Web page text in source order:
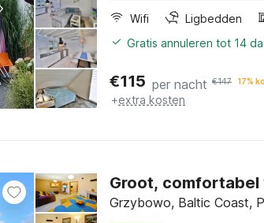
Wifi
Ligbedden
Gratis annuleren tot 14
€115 per nacht €147 17%
+extra kosten
Groot,
Grzybowo, Baltic Coast,